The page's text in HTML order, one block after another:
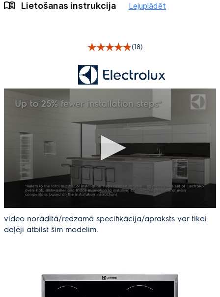
Lietošanas instrukcija Lejuplādēt
(18)
video norādītā/redzamā specifikācija/apraksts var tikai
daļēji atbilst šim modelim.